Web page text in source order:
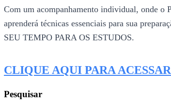
Com um acompanhamento individual, onde o
aprenderá técnicas essenciais para sua
SEU TEMPO PARA OS ESTUDOS.
CLIQUE AQUI PARA
Pesquisar